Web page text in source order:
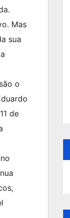
Mas
sua
o
de